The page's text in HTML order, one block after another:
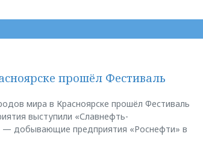
прошёл Фестиваль
мира в Красноярске прошёл Фестиваль
выступили «Славнефть-
— добывающие предприятия «Роснефти» в